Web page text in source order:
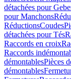
détachées pour
pour Manchons
RéductionsCoudes
détachées pour Tés
Raccords en croix
Raccords
démontablesPièces
démontables